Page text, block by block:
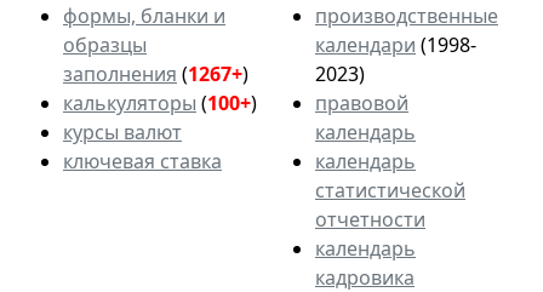
формы, бланки и
образцы
заполнения (1267+)
калькуляторы (100+)
курсы валют
ключевая ставка
производственные
календари (1998-
2023)
правовой
календарь
календарь
статистической
отчетности
календарь
кадровика